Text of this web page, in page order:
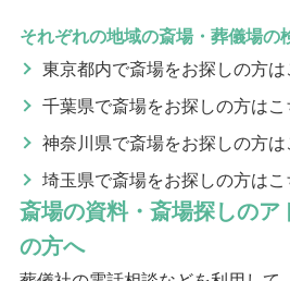
それぞれの地域の斎場・葬儀場の
東京都内で斎場をお探しの方は
千葉県で斎場をお探しの方はこ
神奈川県で斎場をお探しの方は
埼玉県で斎場をお探しの方はこ
斎場の資料・斎場探しのア
の方へ